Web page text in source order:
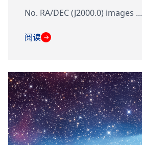
No. RA/DEC (J2000.0) images ...
阅读 →